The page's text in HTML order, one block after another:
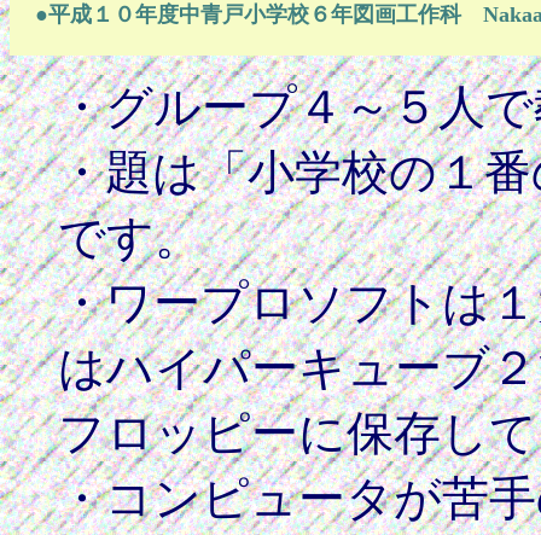
●平成１０年度中青戸小学校６年図画工作科
・グループ４～５人
・題は「小学校の１
です。
・ワープロソフトは
はハイパーキューブ
フロッピーに保存し
・コンピュータが苦